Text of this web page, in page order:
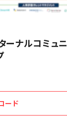
ーナルコミュニ
ード